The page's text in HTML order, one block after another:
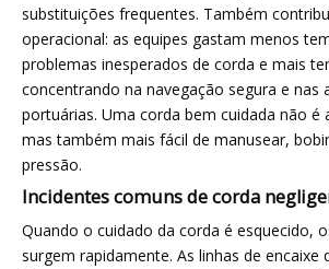
substituições frequentes. Também
operacional: as equipes gastam menos
problemas inesperados de corda e mais
concentrando na navegação segura e nas
portuárias. Uma corda bem cuidada não é
mas também mais fácil de manusear,
pressão.
Incidentes comuns de corda
Quando o cuidado da corda é esquecido,
surgem rapidamente. As linhas de encaixe